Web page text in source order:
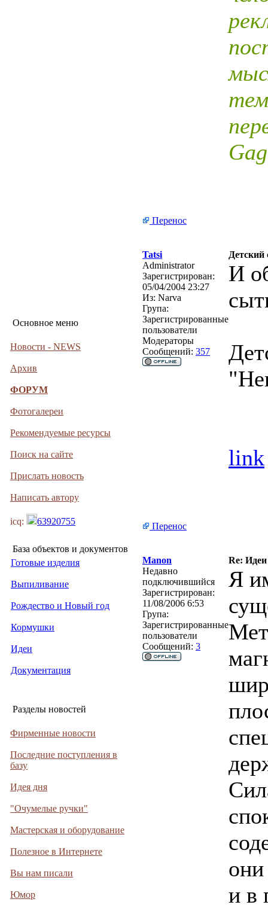
Основное меню
Новости - NEWS
Архив
ФОРУМ
Фотогалереи
Рекомендуемые ресурсы
Поиск на сайте
Прислать новость
Написать автору
icq: 63920755
База объектов и документов
Готовые изделия
Выпиливание
Рождество и Новый год
Кормушки
Идеи
Документация
Разделы новостей
Фирменные новости
Последние поступления в
базу
Идея дня
"Очумелые ручки"
Мастерская и оборудование
Полезное в Интернете
Вы нам писали
Юмор
Перенос
Tatsi
Детский
Administrator
Зарегистрирован:
05/04/2004 23:27
Из: Narva
Група:
Зарегистрированные
пользователи
Модераторы
Сообщений: 357
И
link
Перенос
Manon
Re:
Недавно
подключившийся
Зарегистрирован:
11/08/2006 6:53
Група:
Зарегистрированные
пользователи
Сообщений: 3
Я
они
и в